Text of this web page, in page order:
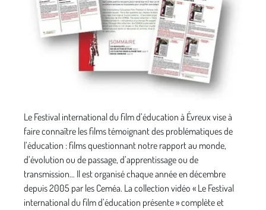
Le Festival international du film d’éducation à Évreux vise à
faire connaître les films témoignant des problématiques de
l’éducation : films questionnant notre rapport au monde,
d’évolution ou de passage, d’apprentissage ou de
transmission… Il est organisé chaque année en décembre
depuis 2005 par les Ceméa. La collection vidéo « Le Festival
international du film d’éducation présente » complète et